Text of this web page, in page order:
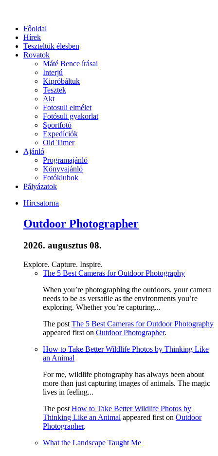
Főoldal
Hírek
Teszteltük élesben
Rovatok
Máté Bence írásai
Interjú
Kipróbáltuk
Tesztek
Akt
Fotosuli elmélet
Fotósuli gyakorlat
Sportfotó
Expedíciók
Old Timer
Ajánló
Programajánló
Könyvajánló
Fotóklubok
Pályázatok
Hírcsatorna
Outdoor Photographer
2026. augusztus 08.
Explore. Capture. Inspire.
The 5 Best Cameras for Outdoor Photography
When you’re photographing the outdoors, your camera
needs to be as versatile as the environments you’re
exploring. Whether you’re capturing...
The post The 5 Best Cameras for Outdoor Photography
appeared first on Outdoor Photographer.
How to Take Better Wildlife Photos by Thinking Like
an Animal
For me, wildlife photography has always been about
more than just capturing images of animals. The magic
lives in feeling...
The post How to Take Better Wildlife Photos by
Thinking Like an Animal appeared first on Outdoor
Photographer.
What the Landscape Taught Me